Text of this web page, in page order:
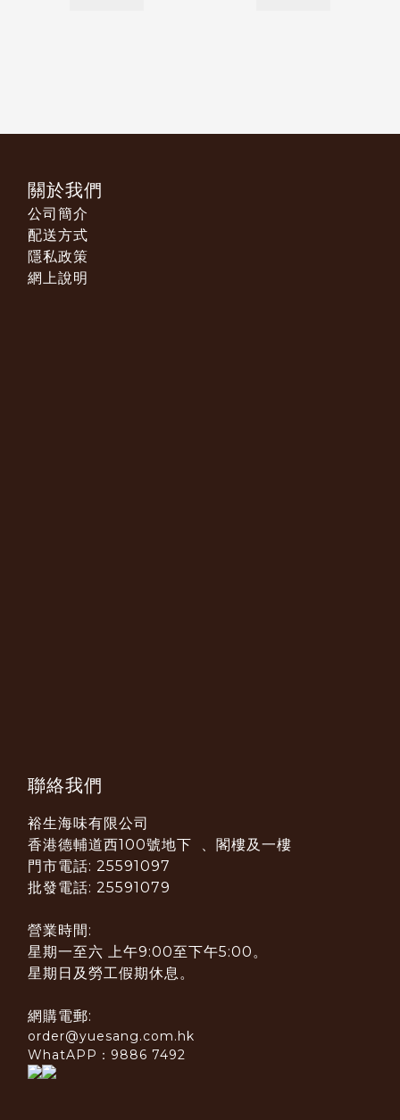
關於我們
公司簡介
配送方式
隱私政策
網上說明
聯絡我們
裕生海味有限公司
香港德輔道西100號地下 、閣樓及一樓
門市電話: 25591097
批發電話: 25591079
營業時間:
星期一至六 上午9:00至下午5:00。
星期日及勞工假期休息。
網購電郵:
order@yuesang.com.hk
WhatAPP：9886 7492